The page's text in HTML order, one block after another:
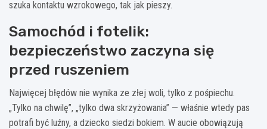
szuka kontaktu wzrokowego, tak jak pieszy.
Samochód i fotelik:
bezpieczeństwo zaczyna się
przed ruszeniem
Najwięcej błędów nie wynika ze złej woli, tylko z pośpiechu.
„Tylko na chwilę”, „tylko dwa skrzyżowania” — właśnie wtedy pas
potrafi być luźny, a dziecko siedzi bokiem. W aucie obowiązują